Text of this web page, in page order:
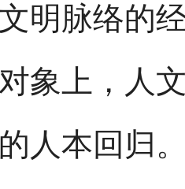
明脉络的
上，人文
人本回归